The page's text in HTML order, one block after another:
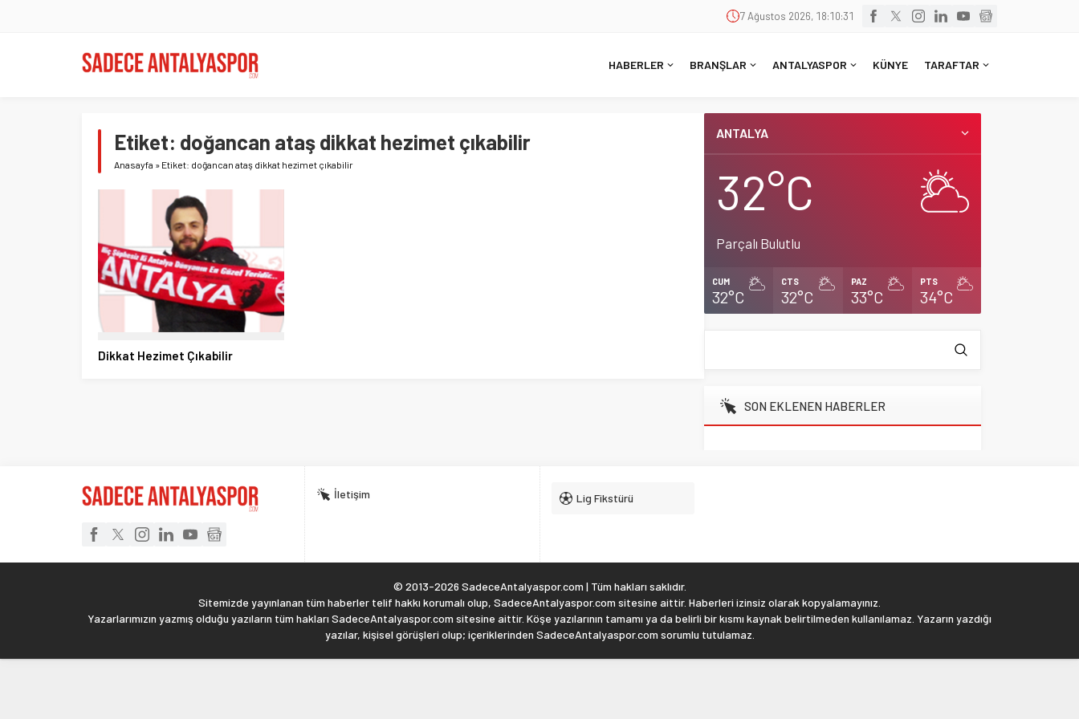
7 Ağustos 2026, 18:10:32
HABERLER BRANŞLAR ANTALYASPOR KÜNYE TARAFTAR
Etiket: doğancan ataş dikkat hezimet çıkabilir
Anasayfa » Etiket: doğancan ataş dikkat hezimet çıkabilir
Dikkat Hezimet Çıkabilir
ANTALYA
32°C
Parçalı Bulutlu
CUM
32°C
CTS
32°C
PAZ
33°C
PTS
34°C
SON EKLENEN HABERLER
İletişim Lig Fikstürü
© 2013-2026 SadeceAntalyaspor.com | Tüm hakları saklıdır.
Sitemizde yayınlanan tüm haberler telif hakkı korumalı olup, SadeceAntalyaspor.com sitesine aittir. Haberleri izinsiz olarak kopyalamayınız.
Yazarlarımızın yazmış olduğu yazıların tüm hakları SadeceAntalyaspor.com sitesine aittir. Köşe yazılarının tamamı ya da belirli bir kısmı kaynak belirtilmeden kullanılamaz. Yazarın yazdığı
yazılar, kişisel görüşleri olup; içeriklerinden SadeceAntalyaspor.com sorumlu tutulamaz.